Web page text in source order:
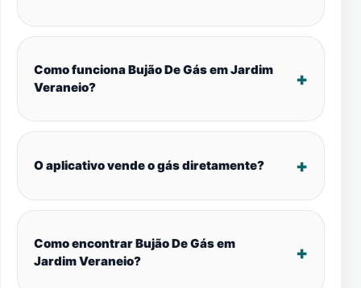
Como funciona Bujão De Gás em Jardim
Veraneio?
O aplicativo vende o gás diretamente?
Como encontrar Bujão De Gás em
Jardim Veraneio?